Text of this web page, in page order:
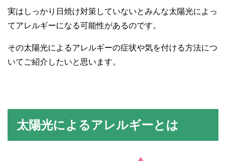
実はしっかり日焼け対策していないとみんな太陽光によっ
てアレルギーになる可能性があるのです。
その太陽光によるアレルギーの症状や気を付ける方法につ
いてご紹介したいと思います。
太陽光によるアレルギーとは